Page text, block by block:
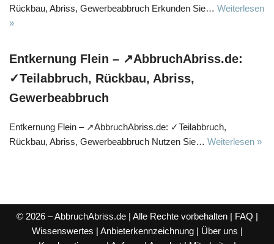
Rückbau, Abriss, Gewerbeabbruch Erkunden Sie… Weiterlesen
»
Entkernung Flein – ↗️AbbruchAbriss.de:
✓Teilabbruch, Rückbau, Abriss,
Gewerbeabbruch
Entkernung Flein – ↗️AbbruchAbriss.de: ✓Teilabbruch,
Rückbau, Abriss, Gewerbeabbruch Nutzen Sie… Weiterlesen »
© 2026 – AbbruchAbriss.de | Alle Rechte vorbehalten | FAQ |
Wissenswertes | Anbieterkennzeichnung| Über uns |